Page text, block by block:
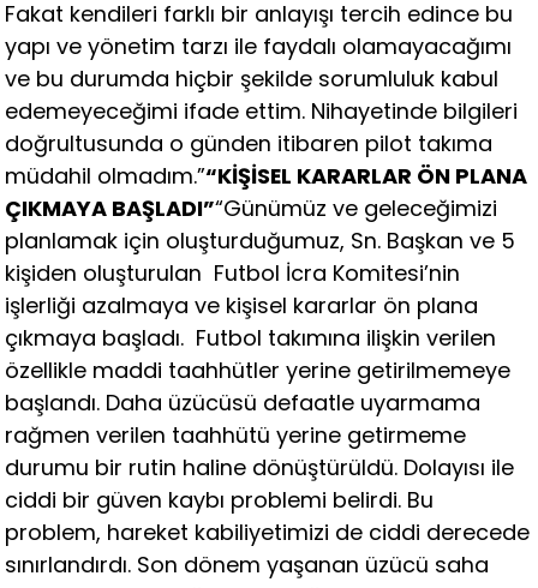
Fakat kendileri farklı bir anlayışı tercih edince bu
yapı ve yönetim tarzı ile faydalı olamayacağımı
ve bu durumda hiçbir şekilde sorumluluk kabul
edemeyeceğimi ifade ettim. Nihayetinde bilgileri
doğrultusunda o günden itibaren pilot takıma
müdahil olmadım.”“KİŞİSEL KARARLAR ÖN PLANA
ÇIKMAYA BAŞLADI”“Günümüz ve geleceğimizi
planlamak için oluşturduğumuz, Sn. Başkan ve 5
kişiden oluşturulan Futbol İcra Komitesi’nin
işlerliği azalmaya ve kişisel kararlar ön plana
çıkmaya başladı. Futbol takımına ilişkin verilen
özellikle maddi taahhütler yerine getirilmemeye
başlandı. Daha üzücüsü defaatle uyarmama
rağmen verilen taahhütü yerine getirmeme
durumu bir rutin haline dönüştürüldü. Dolayısı ile
ciddi bir güven kaybı problemi belirdi. Bu
problem, hareket kabiliyetimizi de ciddi derecede
sınırlandırdı. Son dönem yaşanan üzücü saha